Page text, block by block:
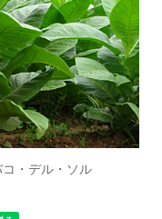
・デル・ソル